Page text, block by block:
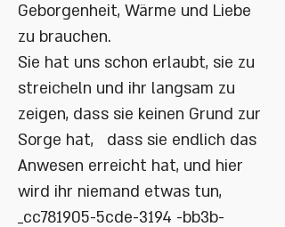
Geborgenheit, Wärme und Liebe
zu brauchen.
Sie hat uns schon erlaubt, sie zu
streicheln und ihr langsam zu
zeigen, dass sie keinen Grund zur
Sorge hat, dass sie endlich das
Anwesen erreicht hat, und hier
wird ihr niemand etwas tun,
_cc781905-5cde-3194 -bb3b-